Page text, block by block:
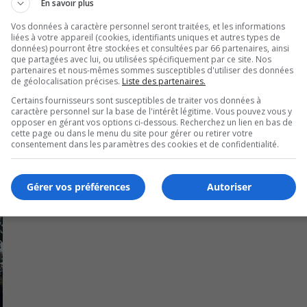
choristes.
Pierre-Boucher, Johanne Hotte, au (514) 703-
En savoir plus
Vos données à caractère personnel seront traitées, et les informations
liées à votre appareil (cookies, identifiants uniques et autres types de
données) pourront être stockées et consultées par 66 partenaires, ainsi
que partagées avec lui, ou utilisées spécifiquement par ce site. Nos
partenaires et nous-mêmes sommes susceptibles d'utiliser des données
de géolocalisation précises. Liste des partenaires.
Certains fournisseurs sont susceptibles de traiter vos données à
caractère personnel sur la base de l'intérêt légitime. Vous pouvez vous y
opposer en gérant vos options ci-dessous. Recherchez un lien en bas de
cette page ou dans le menu du site pour gérer ou retirer votre
consentement dans les paramètres des cookies et de confidentialité.
Autoriser
Gérer vos préférences